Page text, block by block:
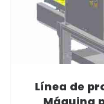
Línea de